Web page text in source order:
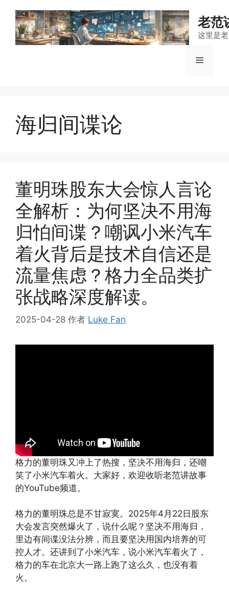
老范
这里是
菜
海归间谍论
董明珠股东大会惊人言论
全解析：为何坚决不用海
归怕间谍？嘲讽小米汽车
着火背后是技术自信还是
流量焦虑？格力全品类扩
张战略深度解读。
2025-04-28 作者 Luke Fan
格力的董明珠又冲上了热搜，坚决不用海归，还嘲
笑了小米汽车着火。大家好，欢迎收听老范讲故事
的YouTube频道。
格力的董明珠总是不甘寂寞。2025年4月22日股东
大会发言突然爆火了，说什么呢？坚决不用海归，
里边有间谍没法分辨，而且要坚决用国内培养的可
控人才。还讲到了小米汽车，说小米汽车着火了，
格力的车在北京大一路上跑了这么久，也没有着
火。